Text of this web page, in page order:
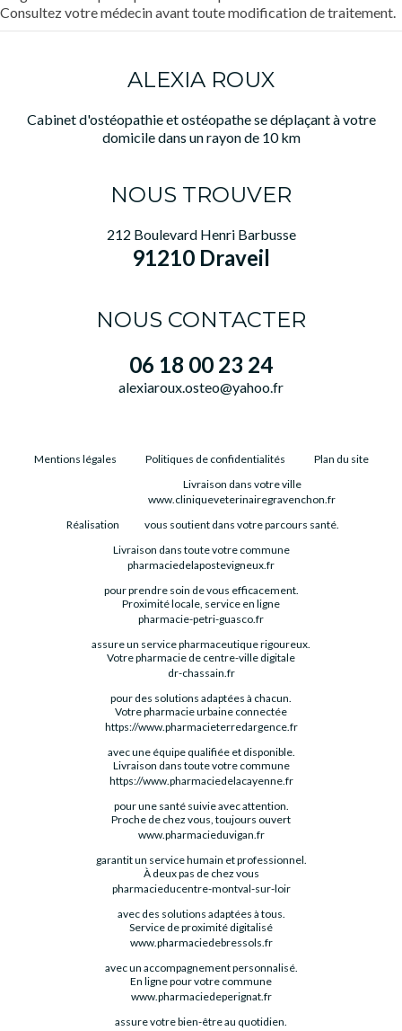
Consultez votre médecin avant toute modification de traitement.
ALEXIA ROUX
Cabinet d'ostéopathie et ostéopathe se déplaçant à votre
domicile dans un rayon de 10 km
NOUS TROUVER
212 Boulevard Henri Barbusse
91210 Draveil
NOUS CONTACTER
06 18 00 23 24
alexiaroux.osteo@yahoo.fr
Mentions légales Politiques de confidentialités Plan du site
Réalisation
Livraison dans votre ville
www.cliniqueveterinairegravenchon.fr
vous soutient dans votre parcours santé.
Livraison dans toute votre commune
pharmaciedelapostevigneux.fr
pour prendre soin de vous efficacement.
Proximité locale, service en ligne
pharmacie-petri-guasco.fr
assure un service pharmaceutique rigoureux.
Votre pharmacie de centre-ville digitale
dr-chassain.fr
pour des solutions adaptées à chacun.
Votre pharmacie urbaine connectée
https://www.pharmacieterredargence.fr
avec une équipe qualifiée et disponible.
Livraison dans toute votre commune
https://www.pharmaciedelacayenne.fr
pour une santé suivie avec attention.
Proche de chez vous, toujours ouvert
www.pharmacieduvigan.fr
garantit un service humain et professionnel.
À deux pas de chez vous
pharmacieducentre-montval-sur-loir
avec des solutions adaptées à tous.
Service de proximité digitalisé
www.pharmaciedebressols.fr
avec un accompagnement personnalisé.
En ligne pour votre commune
www.pharmaciedeperignat.fr
assure votre bien-être au quotidien.